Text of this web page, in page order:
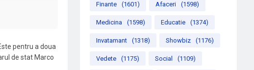
pentru a doua
de stat Marco
Finante (1601) Afaceri (1598)
Medicina (1598) Educatie (1374)
Invatamant (1318) Showbiz (1176)
Vedete (1175) Social (1109)